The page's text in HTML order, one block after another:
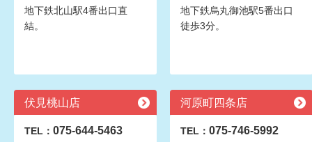
地下鉄北山駅4番出口直
結。
地下鉄烏丸御池駅5番出口
徒歩3分。
伏見桃山店
TEL： 075-644-5463
河原町四条店
TEL： 075-746-5992